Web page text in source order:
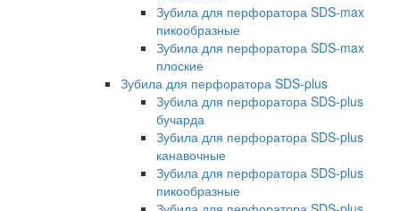
Зубила для перфоратора SDS-max
пикообразные
Зубила для перфоратора SDS-max
плоские
Зубила для перфоратора SDS-plus
Зубила для перфоратора SDS-plus
бучарда
Зубила для перфоратора SDS-plus
канавочные
Зубила для перфоратора SDS-plus
пикообразные